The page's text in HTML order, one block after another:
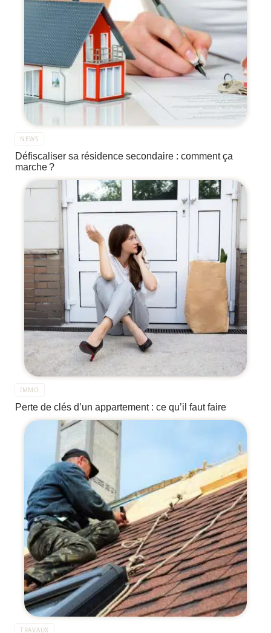
NEWS
Défiscaliser sa résidence secondaire : comment ça
marche ?
IMMO
Perte de clés d’un appartement : ce qu’il faut faire
TRAVAUX